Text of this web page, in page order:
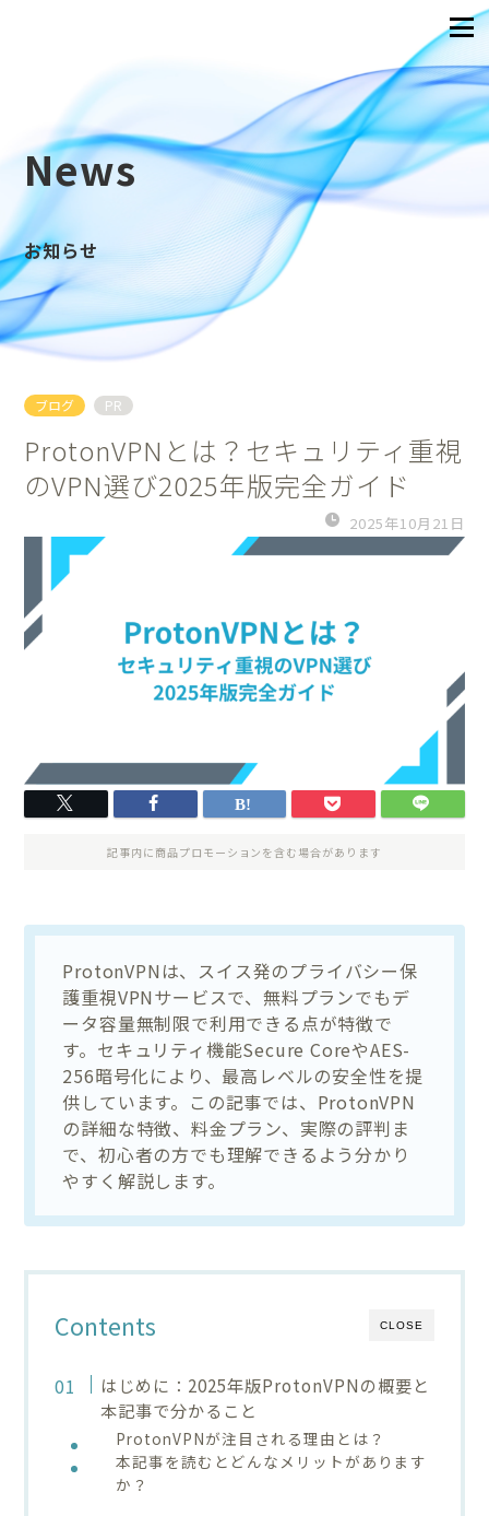
News
お知らせ
ブログ PR
ProtonVPNとは？セキュリティ重視
のVPN選び2025年版完全ガイド
2025年10月21日
記事内に商品プロモーションを含む場合があります
ProtonVPNは、スイス発のプライバシー保
護重視VPNサービスで、無料プランでもデ
ータ容量無制限で利用できる点が特徴で
す。セキュリティ機能Secure CoreやAES-
256暗号化により、最高レベルの安全性を提
供しています。この記事では、ProtonVPN
の詳細な特徴、料金プラン、実際の評判ま
で、初心者の方でも理解できるよう分かり
やすく解説します。
CLOSE
Contents
はじめに：2025年版ProtonVPNの概要と
本記事で分かること
ProtonVPNが注目される理由とは？
本記事を読むとどんなメリットがあります
か？